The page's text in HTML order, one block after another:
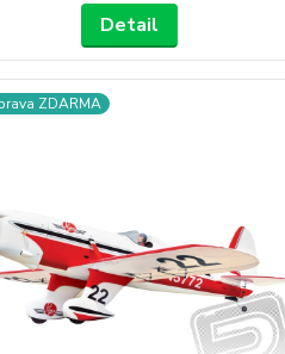
Detail
ZDARMA